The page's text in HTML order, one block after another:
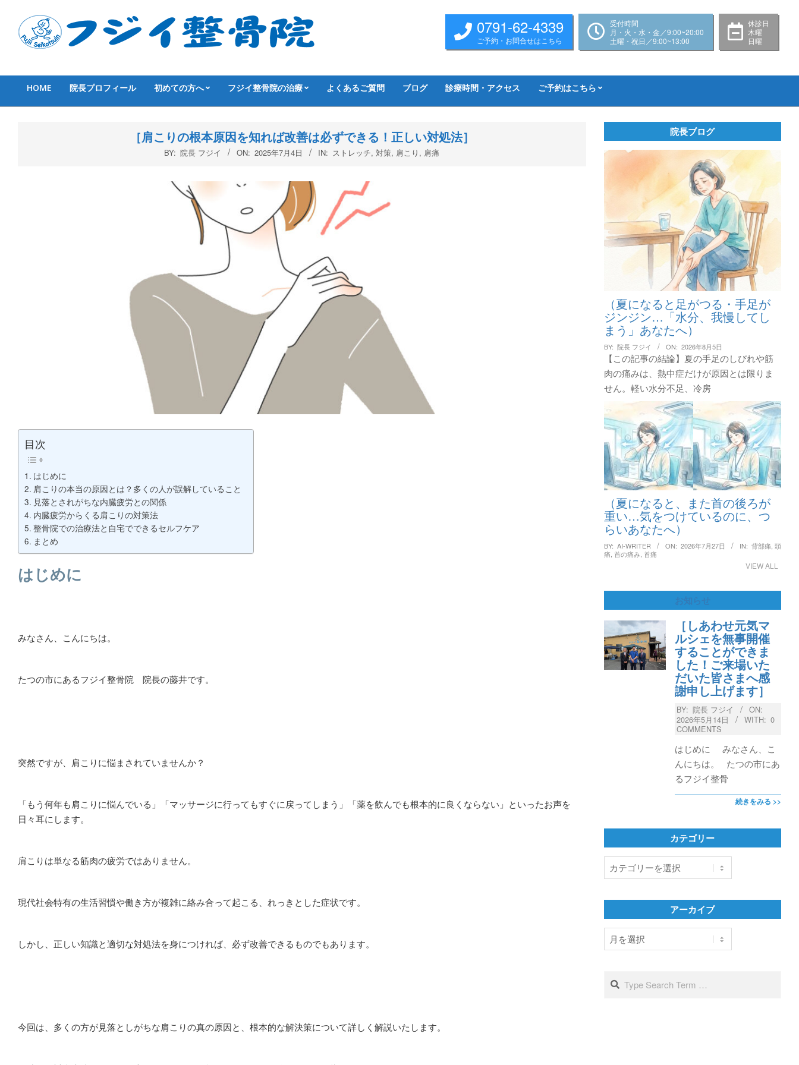
content
0791-62-4339
ご予約・お問合せはこちら
受付時間
月・火・水・金／9:00~20:00
土曜・祝日／9:00~13:00
休診日
木曜
日曜
Navigation
HOME 院長プロフィール 初めての方へ フジイ整骨院の治療 よくあるご質問 ブログ 診療時間・アクセス ご予約はこちら
［肩こりの根本原因を知れば改善は必ずできる！正しい対処法］
BY: 院長 フジイ ON: 2025年7月4日 IN: ストレッチ,対策, 肩こり , 肩痛
目次
はじめに
肩こりの本当の原因とは？多くの人が誤解していること
見落とされがちな内臓疲労との関係
内臓疲労からくる肩こりの対策法
整骨院での治療法と自宅でできるセルフケア
まとめ
はじめに
みなさん、こんにちは。
たつの市にあるフジイ整骨院 院長の藤井です。
突然ですが、肩こりに悩まされていませんか？
「もう何年も肩こりに悩んでいる」「マッサージに行ってもすぐに戻ってしまう」「薬を飲んでも根本的に良くならない」といったお声を
日々耳にします。
肩こりは単なる筋肉の疲労ではありません。
現代社会特有の生活習慣や働き方が複雑に絡み合って起こる、れっきとした症状です。
しかし、正しい知識と適切な対処法を身につければ、必ず改善できるものでもあります。
今回は、多くの方が見落としがちな肩こりの真の原因と、根本的な解決策について詳しく解説いたします。
院長ブログ
（夏になると足がつる・手足が
ジンジン…「水分、我慢してし
まう」あなたへ）
BY: 院長 フジイ ON: 2026年8月5日
【この記事の結論】夏の手足のしびれや筋
肉の痛みは、熱中症だけが原因とは限りま
せん。軽い水分不足、冷房
（夏になると、また首の後ろが
重い…気をつけているのに、つ
らいあなたへ）
BY: AI-WRITER ON: 2026年7月27日 IN: 背部痛 頭
痛 首の痛み, 首痛
VIEW ALL
お知らせ
［しあわせ元気マ
ルシェを無事開催
することができま
した！ご来場いた
だいた皆さまへ感
謝申し上げます］
BY: 院長 フジイ
ON:
2026年5月14日
WITH: 0
COMMENTS
はじめに みなさん、こ
んにちは。 たつの市にあ
るフジイ整骨
続きをみる >>
カテゴリー
テ
リ
アーカイブ
ア
ー
ブSearch